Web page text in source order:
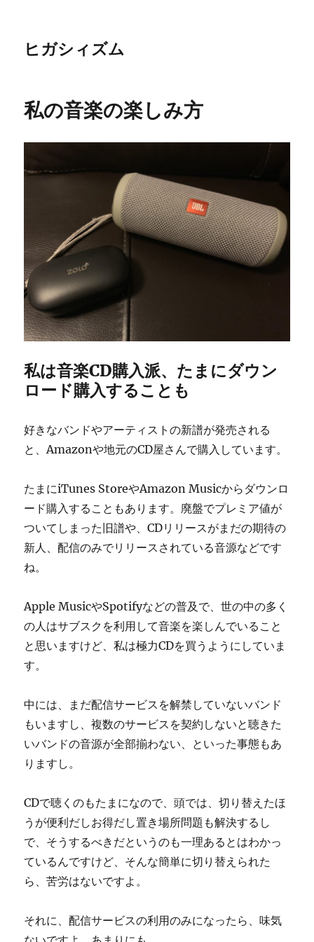
ヒガシィズム
私の音楽の楽しみ方
私は音楽CD購入派、たまにダウン
ロード購入することも
好きなバンドやアーティストの新譜が発売される
と、Amazonや地元のCD屋さんで購入しています。
たまにiTunes StoreやAmazon Musicからダウンロ
ード購入することもあります。廃盤でプレミア値が
ついてしまった旧譜や、CDリリースがまだの期待の
新人、配信のみでリリースされている音源などです
ね。
Apple MusicやSpotifyなどの普及で、世の中の多く
の人はサブスクを利用して音楽を楽しんでいること
と思いますけど、私は極力CDを買うようにしていま
す。
中には、まだ配信サービスを解禁していないバンド
もいますし、複数のサービスを契約しないと聴きた
いバンドの音源が全部揃わない、といった事態もあ
りますし。
CDで聴くのもたまになので、頭では、切り替えたほ
うが便利だしお得だし置き場所問題も解決するし
で、そうするべきだというのも一理あるとはわかっ
ているんですけど、そんな簡単に切り替えられた
ら、苦労はないですよ。
それに、配信サービスの利用のみになったら、味気